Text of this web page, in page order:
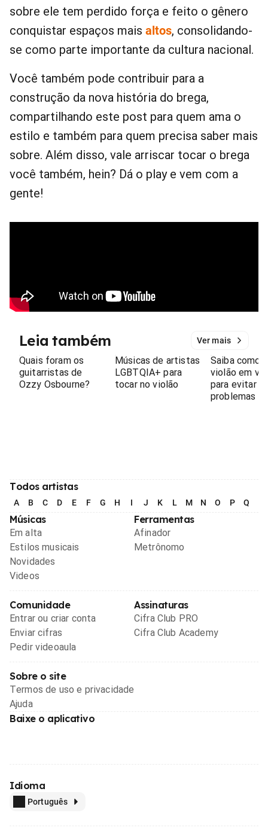
sobre ele tem perdido força e feito o gênero
conquistar espaços mais altos, consolidando-
se como parte importante da cultura nacional.
Você também pode contribuir para a
construção da nova história do brega,
compartilhando este post para quem ama o
estilo e também para quem precisa saber mais
sobre. Além disso, vale arriscar tocar o brega
você também, hein? Dá o play e vem com a
gente!
Leia também Ver mais
Quais foram os
guitarristas de
Ozzy Osbourne?
Músicas de artistas
LGBTQIA+ para
tocar no violão
Saiba como
violão em
para evitar
problemas
Todos artistas
A B C D E F G H I J K L M N O P Q
Músicas
Em alta
Estilos musicais
Novidades
Videos
Ferramentas
Afinador
Metrônomo
Comunidade
Entrar ou criar conta
Enviar cifras
Pedir videoaula
Assinaturas
Cifra Club PRO
Cifra Club Academy
Sobre o site
Termos de uso e privacidade
Ajuda
Baixe o aplicativo
Idioma
Português